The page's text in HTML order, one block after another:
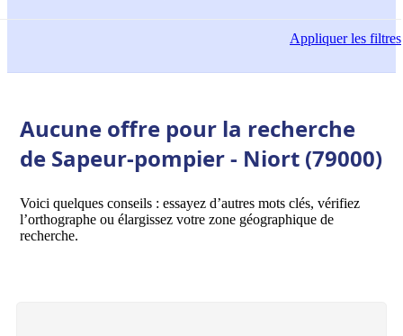
Appliquerles filtres
Aucune offre pour la recherche
de Sapeur-pompier - Niort (79000)
Voici quelques conseils : essayez d’autres mots clés, vérifiez
l’orthographe ou élargissez votre zone géographique de
recherche.